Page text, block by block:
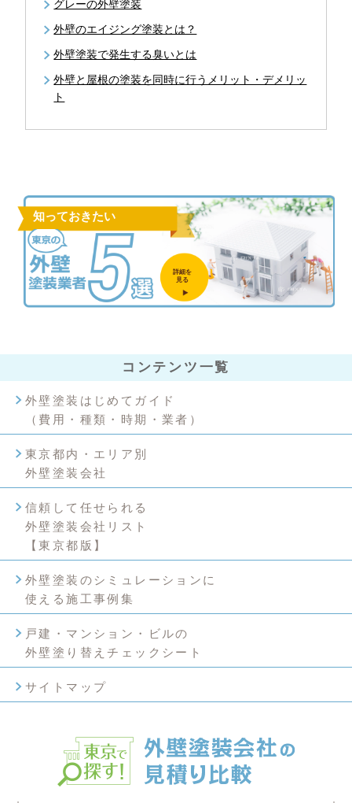
グレーの外壁塗装
外壁のエイジング塗装とは？
外壁塗装で発生する臭いとは
外壁と屋根の塗装を同時に行うメリット・デメリッ
ト
知っておきたい
詳細を
見る
コンテンツ一覧
外壁塗装はじめてガイド
（費用・種類・時期・業者）
東京都内・エリア別
外壁塗装会社
信頼して任せられる
外壁塗装会社リスト
【東京都版】
外壁塗装のシミュレーションに
使える施工事例集
戸建・マンション・ビルの
外壁塗り替えチェックシート
サイトマップ